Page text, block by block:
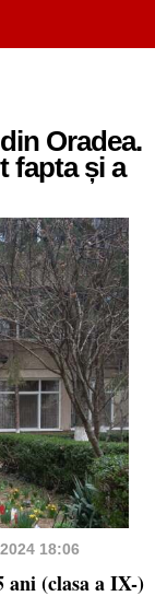
Oradea.
fapta și a
18:06
ani (clasa a IX-)